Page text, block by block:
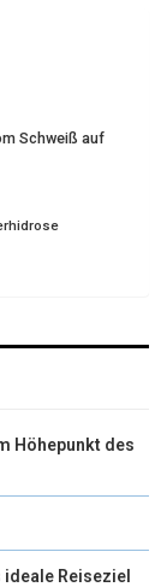
Schweiß auf
Höhepunkt des
ideale Reiseziel